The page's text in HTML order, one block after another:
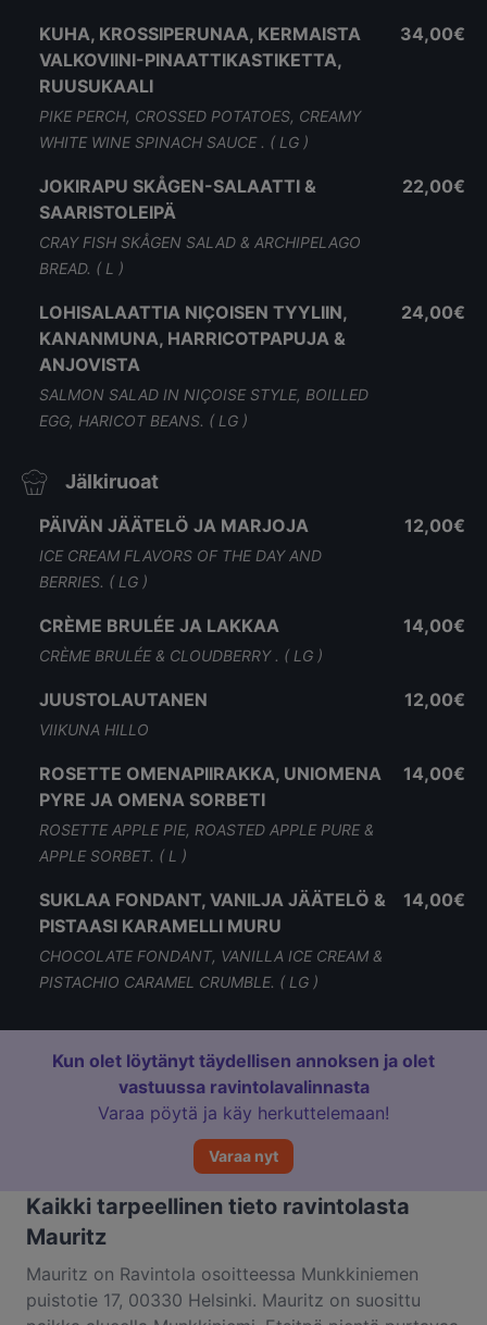
KUHA, KROSSIPERUNAA, KERMAISTA
VALKOVIINI-PINAATTIKASTIKETTA,
RUUSUKAALI
PIKE PERCH, CROSSED POTATOES, CREAMY
WHITE WINE SPINACH SAUCE . ( LG )
34,00€
JOKIRAPU SKÅGEN-SALAATTI &
SAARISTOLEIPÄ
CRAY FISH SKÅGEN SALAD & ARCHIPELAGO
BREAD. ( L )
22,00€
LOHISALAATTIA NIÇOISEN TYYLIIN,
KANANMUNA, HARRICOTPAPUJA &
ANJOVISTA
SALMON SALAD IN NIÇOISE STYLE, BOILLED
EGG, HARICOT BEANS. ( LG )
24,00€
Jälkiruoat
PÄIVÄN JÄÄTELÖ JA MARJOJA
ICE CREAM FLAVORS OF THE DAY AND
BERRIES. ( LG )
12,00€
CRÈME BRULÉE JA LAKKAA
CRÈME BRULÉE & CLOUDBERRY . ( LG )
14,00€
JUUSTOLAUTANEN
VIIKUNA HILLO
12,00€
ROSETTE OMENAPIIRAKKA, UNIOMENA
PYRE JA OMENA SORBETI
ROSETTE APPLE PIE, ROASTED APPLE PURE &
APPLE SORBET. ( L )
14,00€
SUKLAA FONDANT, VANILJA JÄÄTELÖ &
PISTAASI KARAMELLI MURU
CHOCOLATE FONDANT, VANILLA ICE CREAM &
PISTACHIO CARAMEL CRUMBLE. ( LG )
14,00€
Kun olet löytänyt täydellisen annoksen ja olet
vastuussa ravintolavalinnasta
Varaa pöytä ja käy herkuttelemaan!
Varaa nyt
Kaikki tarpeellinen tieto ravintolasta
Mauritz
Mauritz on Ravintola osoitteessa Munkkiniemen
puistotie 17, 00330 Helsinki. Mauritz on suosittu